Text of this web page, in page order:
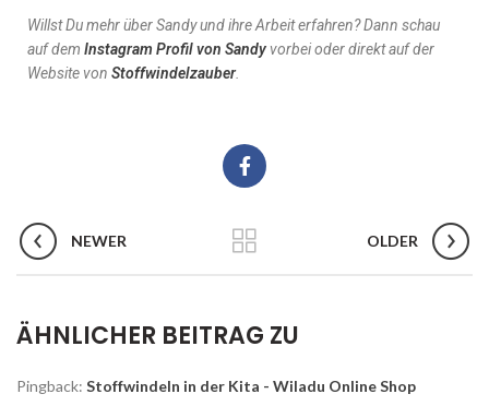
Willst Du mehr über Sandy und ihre Arbeit erfahren? Dann schau
auf dem Instagram Profil von Sandy vorbei oder direkt auf der
Website von Stoffwindelzauber.
NEWER OLDER
ÄHNLICHER BEITRAG ZU
Pingback: Stoffwindeln in der Kita - Wiladu Online Shop